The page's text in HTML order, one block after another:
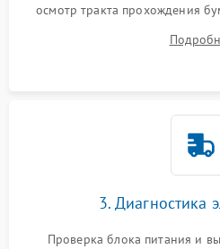
осмотр тракта прохождения
роликов захвата и узла
физического износа и
3. Диагностика
Проверка блока питания и